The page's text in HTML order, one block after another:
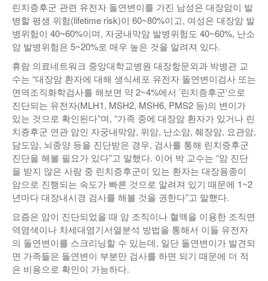
린치증후군 관련 유전자 돌연변이를 가진 남성은 대장암이 발
병할 평생 위험(lifetime risk)이 60~80%이고, 여성은 대장암 발
병위험이 40~60%이며, 자궁내막암 발병위험도 40~60%, 난소
암 발병위험은 5~20%로 매우 높은 것을 알려져 있다.
휴람 의료네트워크 중앙대학교병원 대장항문외과 박병관 교
수는 “대장암 환자에 대해 생식세포 유전자 돌연변이검사 또는
면역조직화학검사를 해보면 약 2~4%에서 ’린치증후군‘으로
진단되는 유전자(MLH1, MSH2, MSH6, PMS2 등)의 변이가
있는 것으로 확인된다”며, “가족 중에 대장암 환자가 있거나 린
치증후군 연관 암인 자궁내막암, 위암, 난소암, 췌장암, 요관암,
담도암, 뇌종양 등을 진단받은 경우, 검사를 통해 린치증후군
진단을 해볼 필요가 있다”고 말했다. 이어 박 교수는 “암 진단
을 받지 않은 사람 중 린치증후군이 있는 환자는 대장용종이
암으로 진행되는 속도가 빠른 것으로 알려져 있기 때문에 1~2
년마다 대장내시경 검사를 해볼 것을 권한다”고 말했다.
요즘은 암이 진단되었을 때 암 조직이나 혈액을 이용한 조직면
역염색이나 차세대염기서열분석 방법을 통해서 이들 유전자
의 돌연변이를 스크리닝할 수 있는데, 일단 돌연변이가 발견되
면 가족들은 돌연변이 부분만 검사를 하면 되기 때문에 더 적
은 비용으로 확인이 가능하다.